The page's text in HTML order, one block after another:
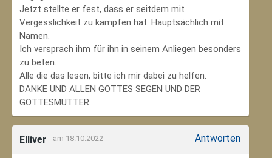
Jetzt stellte er fest, dass er seitdem mit
Vergesslichkeit zu kämpfen hat. Hauptsächlich mit
Namen.
Ich versprach ihm für ihn in seinem Anliegen besonders
zu beten.
Alle die das lesen, bitte ich mir dabei zu helfen.
DANKE UND ALLEN GOTTES SEGEN UND DER
GOTTESMUTTER
Elliver am 18.10.2022 Antworten